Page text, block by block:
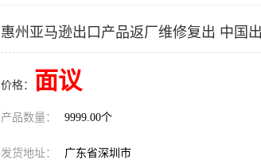
惠州亚马逊出口产品返厂维修复出 中国
价格： 面议
产品数量： 9999.00个
发货地址： 广东省深圳市